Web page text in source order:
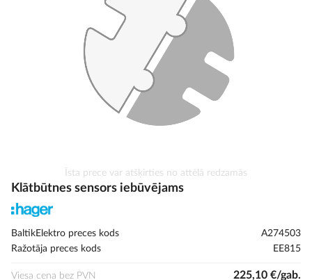
uz
sākumu
Īsta prece var atšķirties no attēlā redzamās
Klātbūtnes sensors iebūvējams
BaltikElektro preces kods
A274503
Ražotāja preces kods
EE815
Viesa cena bez PVN 225,10 €/gab.